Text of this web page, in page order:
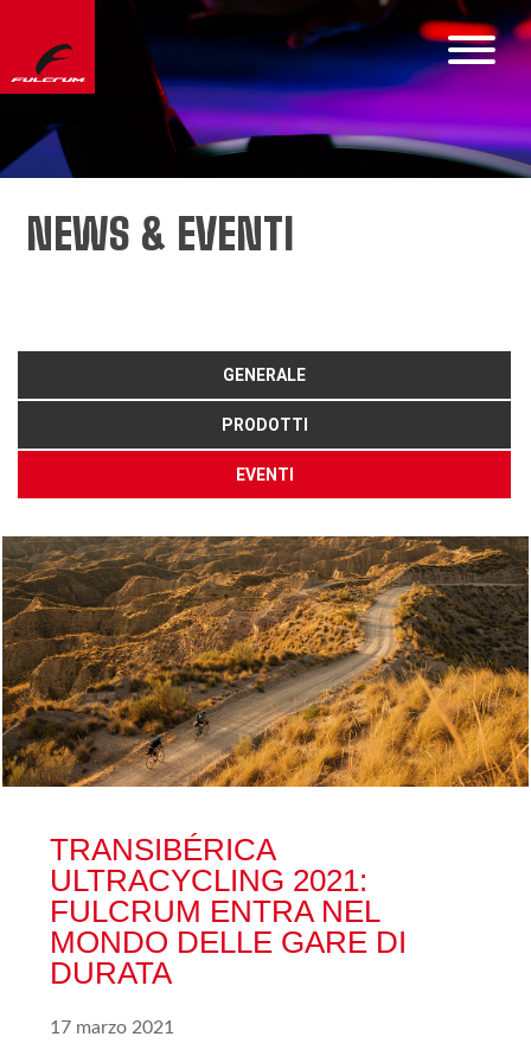
NEWS & EVENTI
GENERALE
PRODOTTI
EVENTI
TRANSIBÉRICA
ULTRACYCLING 2021:
FULCRUM ENTRA NEL
MONDO DELLE GARE DI
DURATA
17 marzo 2021